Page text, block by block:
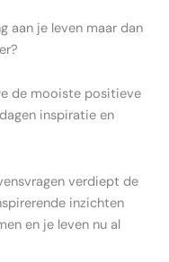
aan je leven maar dan
de mooiste positieve
inspiratie en
verdiept de
inzichten
en je leven nu al